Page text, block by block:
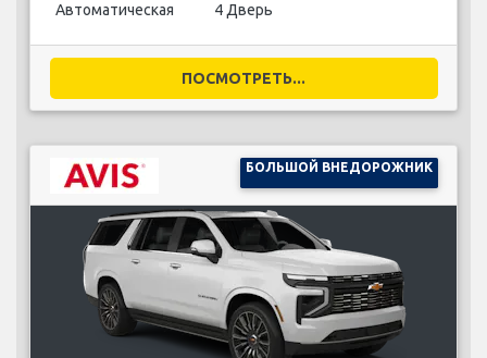
Автоматическая 4 Дверь
ПОСМОТРЕТЬ...
БОЛЬШОЙ ВНЕДОРОЖНИК